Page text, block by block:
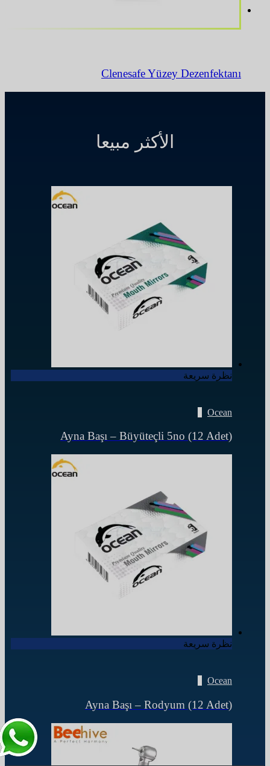
Clenesafe Yüzey Dezenfektanı
الأكثر مبيعا
نظرة سريعة
Ocean
Ayna Başı – Büyüteçli 5no (12 Adet)
نظرة سريعة
Ocean
Ayna Başı – Rodyum (12 Adet)